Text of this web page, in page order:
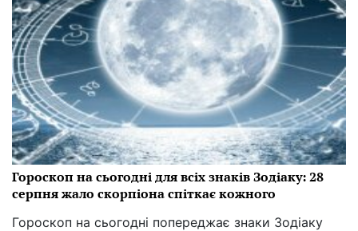
Гороскоп на сьогодні для всіх знаків Зодіаку: 28
серпня жало скорпіона спіткає кожного
Гороскоп на сьогодні попереджає знаки Зодіаку